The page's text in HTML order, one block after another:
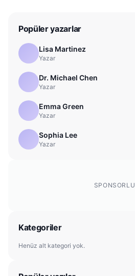
Popüler yazarlar
Lisa Martinez
Yazar
Dr. Michael Chen
Yazar
Emma Green
Yazar
Sophia Lee
Yazar
SPONSORLU
Kategoriler
Henüz alt kategori yok.